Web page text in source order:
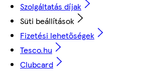
Szolgáltatás díjak
Süti beállítások
Fizetési lehetőségek
Tesco.hu
Clubcard